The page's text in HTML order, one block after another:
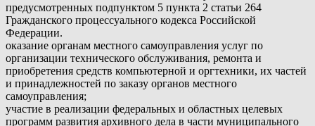
предусмотренных подпунктом 5 пункта 2 статьи 264
Гражданского процессуального кодекса Российской
Федерации.
оказание органам местного самоуправления услуг по
организации технического обслуживания, ремонта и
приобретения средств компьютерной и оргтехники, их частей
и принадлежностей по заказу органов местного
самоуправления;
участие в реализации федеральных и областных целевых
программ развития архивного дела в части муниципального